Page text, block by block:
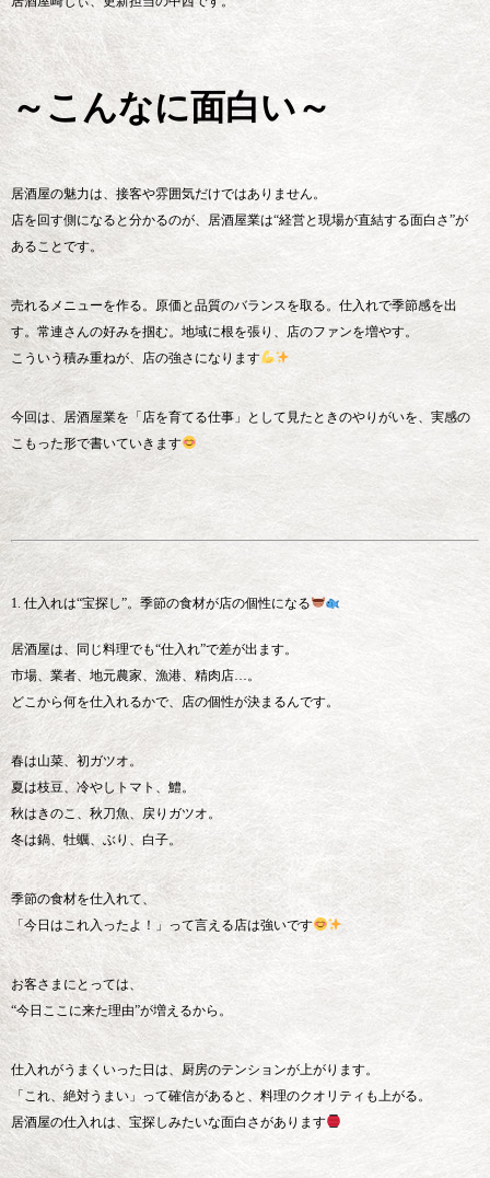
～こんなに面白い～
居酒屋の魅力は、接客や雰囲気だけではありません。
店を回す側になると分かるのが、居酒屋業は“経営と現場が直結する面白さ”が
あることです。
売れるメニューを作る。原価と品質のバランスを取る。仕入れで季節感を出
す。常連さんの好みを掴む。地域に根を張り、店のファンを増やす。
こういう積み重ねが、店の強さになります
今回は、居酒屋業を「店を育てる仕事」として見たときのやりがいを、実感の
こもった形で書いていきます
1. 仕入れは“宝探し”。季節の食材が店の個性になる
居酒屋は、同じ料理でも“仕入れ”で差が出ます。
市場、業者、地元農家、漁港、精肉店…。
どこから何を仕入れるかで、店の個性が決まるんです。
春は山菜、初ガツオ。
夏は枝豆、冷やしトマト、鱧。
秋はきのこ、秋刀魚、戻りガツオ。
冬は鍋、牡蠣、ぶり、白子。
季節の食材を仕入れて、
「今日はこれ入ったよ！」って言える店は強いです
お客さまにとっては、
“今日ここに来た理由”が増えるから。
仕入れがうまくいった日は、厨房のテンションが上がります。
「これ、絶対うまい」って確信があると、料理のクオリティも上がる。
居酒屋の仕入れは、宝探しみたいな面白さがあります